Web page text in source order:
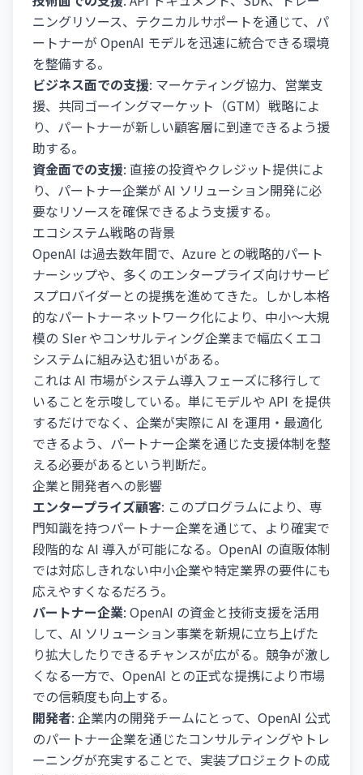
ニングリソース、テクニカルサポートを通じて、パ
ートナーが OpenAI モデルを迅速に統合できる環境
を整備する。
ビジネス面での支援: マーケティング協力、営業支
援、共同ゴーイングマーケット（GTM）戦略によ
り、パートナーが新しい顧客層に到達できるよう援
助する。
資金面での支援: 直接の投資やクレジット提供によ
り、パートナー企業が AI ソリューション開発に必
要なリソースを確保できるよう支援する。
エコシステム戦略の背景
OpenAI は過去数年間で、Azure との戦略的パート
ナーシップや、多くのエンタープライズ向けサービ
スプロバイダーとの提携を進めてきた。しかし本格
的なパートナーネットワーク化により、中小〜大規
模の SIer やコンサルティング企業まで幅広くエコ
システムに組み込む狙いがある。
これは AI 市場がシステム導入フェーズに移行して
いることを示唆している。単にモデルや API を提供
するだけでなく、企業が実際に AI を運用・最適化
できるよう、パートナー企業を通じた支援体制を整
える必要があるという判断だ。
企業と開発者への影響
エンタープライズ顧客: このプログラムにより、専
門知識を持つパートナー企業を通じて、より確実で
段階的な AI 導入が可能になる。OpenAI の直販体制
では対応しきれない中小企業や特定業界の要件にも
応えやすくなるだろう。
パートナー企業: OpenAI の資金と技術支援を活用
して、AI ソリューション事業を新規に立ち上げた
り拡大したりできるチャンスが広がる。競争が激し
くなる一方で、OpenAI との正式な提携により市場
での信頼度も向上する。
開発者: 企業内の開発チームにとって、OpenAI 公式
のパートナー企業を通じたコンサルティングやトレ
ーニングが充実することで、実装プロジェクトの成